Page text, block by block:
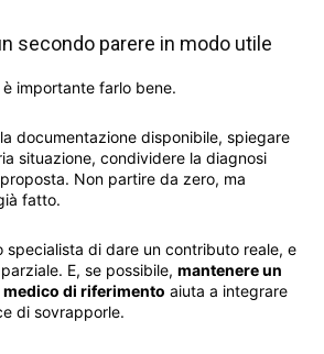
secondo parere in modo utile
importante farlo bene.
documentazione disponibile, spiegare
situazione, condividere la diagnosi
Non partire da zero, ma
fatto.
specialista di dare un contributo reale, e
E, se possibile, mantenere un
di riferimento aiuta a integrare
di sovrapporle.